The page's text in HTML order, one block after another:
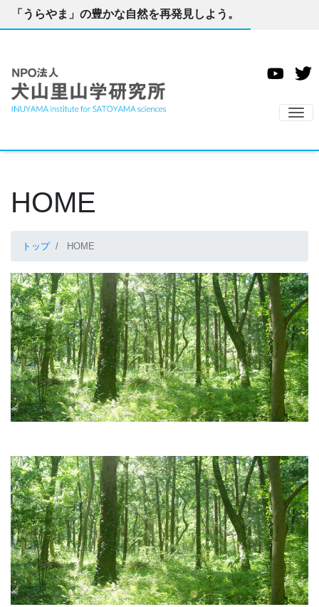
「うらやま」の豊かな自然を再発見しよう。
ナ
HOME
トップ HOME